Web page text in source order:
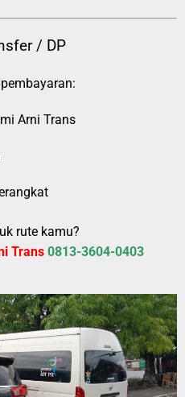
/ DP
Arni Trans
rute kamu?
Trans 0813-3604-0403